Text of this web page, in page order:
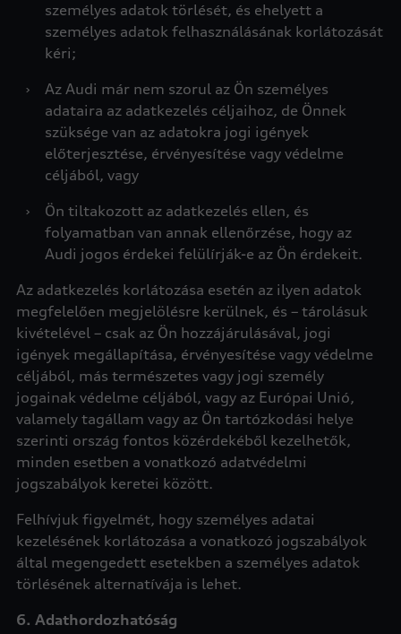
személyes adatok törlését, és ehelyett a
személyes adatok felhasználásának korlátozását
kéri;
›
Az Audi már nem szorul az Ön személyes
adataira az adatkezelés céljaihoz, de Önnek
szüksége van az adatokra jogi igények
előterjesztése, érvényesítése vagy védelme
céljából, vagy
›
Ön tiltakozott az adatkezelés ellen, és
folyamatban van annak ellenőrzése, hogy az
Audi jogos érdekei felülírják-e az Ön érdekeit.
Az adatkezelés korlátozása esetén az ilyen adatok
megfelelően megjelölésre kerülnek, és – tárolásuk
kivételével – csak az Ön hozzájárulásával, jogi
igények megállapítása, érvényesítése vagy védelme
céljából, más természetes vagy jogi személy
jogainak védelme céljából, vagy az Európai Unió,
valamely tagállam vagy az Ön tartózkodási helye
szerinti ország fontos közérdekéből kezelhetők,
minden esetben a vonatkozó adatvédelmi
jogszabályok keretei között.
Felhívjuk figyelmét, hogy személyes adatai
kezelésének korlátozása a vonatkozó jogszabályok
által megengedett esetekben a személyes adatok
törlésének alternatívája is lehet.
6. Adathordozhatóság